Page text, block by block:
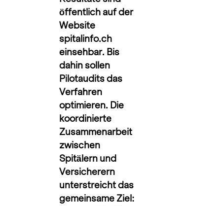
öffentlich auf der
Website
spitalinfo.ch
einsehbar. Bis
dahin sollen
Pilotaudits das
Verfahren
optimieren. Die
koordinierte
Zusammenarbeit
zwischen
Spitälern und
Versicherern
unterstreicht das
gemeinsame Ziel: